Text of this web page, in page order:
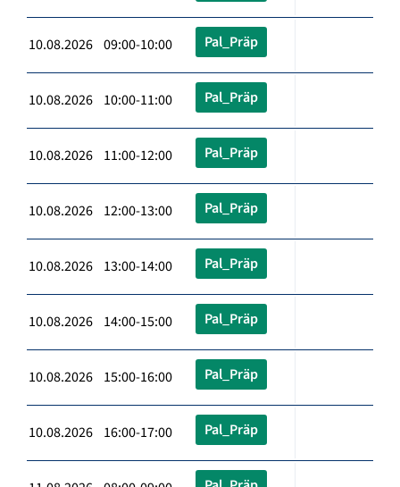
10.08.2026 09:00-10:00 Pal_Präp
10.08.2026 10:00-11:00 Pal_Präp
10.08.2026 11:00-12:00 Pal_Präp
10.08.2026 12:00-13:00 Pal_Präp
10.08.2026 13:00-14:00 Pal_Präp
10.08.2026 14:00-15:00 Pal_Präp
10.08.2026 15:00-16:00 Pal_Präp
10.08.2026 16:00-17:00 Pal_Präp